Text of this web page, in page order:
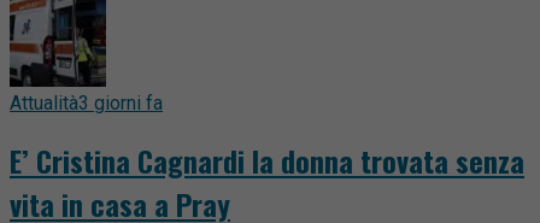
Attualità3 giorni fa
E’ Cristina Cagnardi la donna trovata senza
vita in casa a Pray